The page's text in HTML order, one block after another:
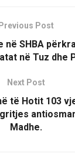
Previous Post
në SHBA
në Tuz dhe
Next Post
të Hotit 103
Madhe.